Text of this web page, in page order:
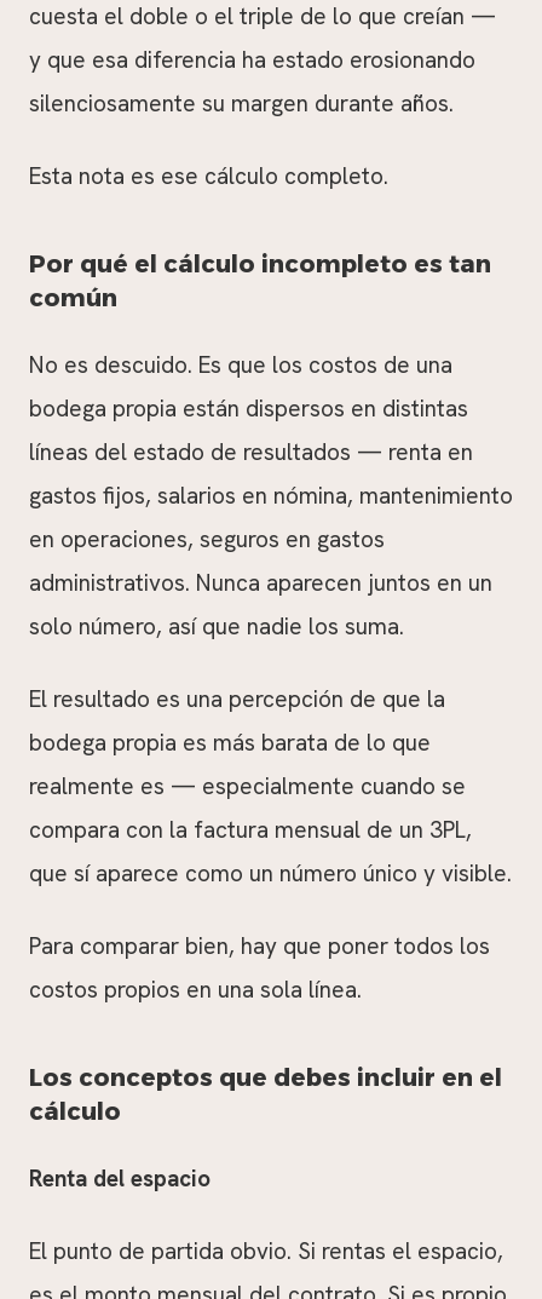
cuesta el doble o el triple de lo que creían —
y que esa diferencia ha estado erosionando
silenciosamente su margen durante años.
Esta nota es ese cálculo completo.
Por qué el cálculo incompleto es tan
común
No es descuido. Es que los costos de una
bodega propia están dispersos en distintas
líneas del estado de resultados — renta en
gastos fijos, salarios en nómina, mantenimiento
en operaciones, seguros en gastos
administrativos. Nunca aparecen juntos en un
solo número, así que nadie los suma.
El resultado es una percepción de que la
bodega propia es más barata de lo que
realmente es — especialmente cuando se
compara con la factura mensual de un 3PL,
que sí aparece como un número único y visible.
Para comparar bien, hay que poner todos los
costos propios en una sola línea.
Los conceptos que debes incluir en el
cálculo
Renta del espacio
El punto de partida obvio. Si rentas el espacio,